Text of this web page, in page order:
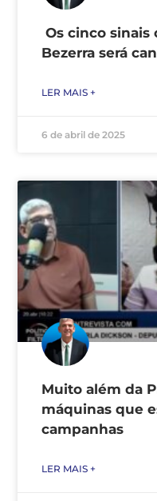
Os cinco sinais
Bezerra será
LER MAIS +
6 de abril de 2025
Muito além da
máquinas que
campanhas
LER MAIS +